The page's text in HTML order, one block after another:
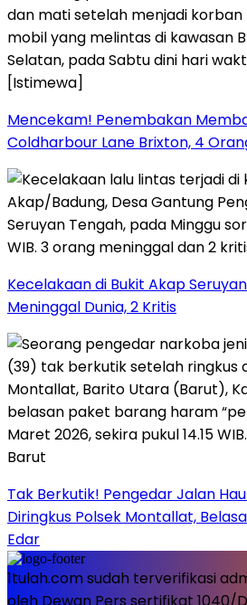
Mencekam! Penembakan
Coldharbour Lane Brixton, 4
Kecelakaan di Bukit Akap
Meninggal Dunia, 2 Kritis
Tak Berkutik! Pengedar Jalan
Diringkus Polsek Montallat,
Edar
1tulah.com sudah terverifikasi